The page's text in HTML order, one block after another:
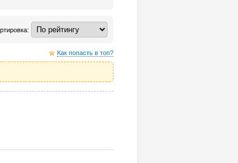
Как попасть в топ?